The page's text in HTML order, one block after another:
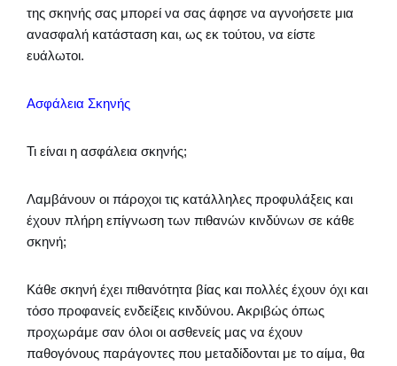
της σκηνής σας μπορεί να σας άφησε να αγνοήσετε μια
ανασφαλή κατάσταση και, ως εκ τούτου, να είστε
ευάλωτοι.
Ασφάλεια Σκηνής
Τι είναι η ασφάλεια σκηνής;
Λαμβάνουν οι πάροχοι τις κατάλληλες προφυλάξεις και
έχουν πλήρη επίγνωση των πιθανών κινδύνων σε κάθε
σκηνή;
Κάθε σκηνή έχει πιθανότητα βίας και πολλές έχουν όχι και
τόσο προφανείς ενδείξεις κινδύνου. Ακριβώς όπως
προχωράμε σαν όλοι οι ασθενείς μας να έχουν
παθογόνους παράγοντες που μεταδίδονται με το αίμα, θα